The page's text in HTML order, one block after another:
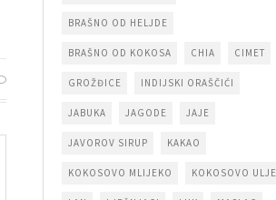
BRAŠNO OD HELJDE
BRAŠNO OD KOKOSA CHIA CIMET
GROŽĐICE INDIJSKI ORAŠČIĆI
JABUKA JAGODE JAJE
JAVOROV SIRUP KAKAO
KOKOSOVO MLIJEKO KOKOSOVO ULJE